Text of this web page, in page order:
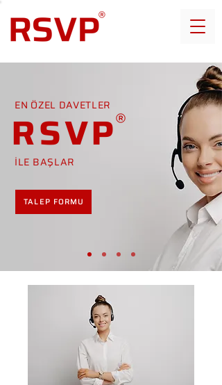
EN ÖZEL DAVETLER
RSVP
İLE BAŞLAR
TALEP FORMU